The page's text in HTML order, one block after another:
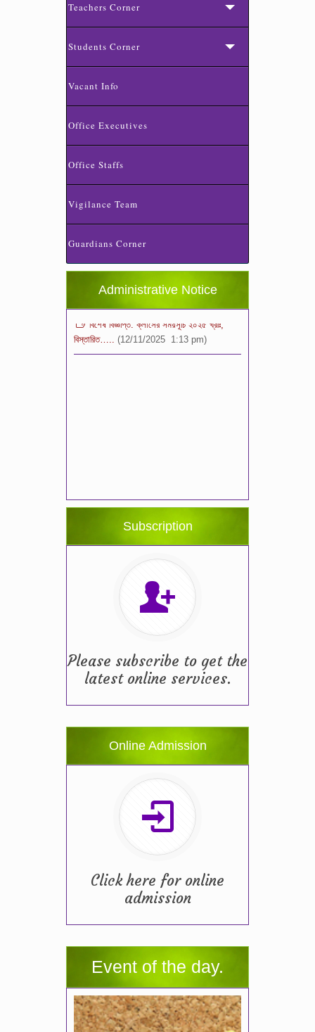
Teachers Corner
Students Corner
Vacant Info
Office Executives
Office Staffs
Vigilance Team
Guardians Corner
Administrative Notice
স্কুলের ছুটির তালিকা ও বর্ষপঞ্জি – ২০২৬
২০২৬ শিক্ষাবর্ষে ভর্তি পুন: বিজ্ঞপ্তিঃ শিশু থেকে নবম
শ্রেণি পযর্ন্ত ফরম বিতরন চলছে… বিস্তারিত
বিশেষ বিজ্ঞপ্তি: ক্লাসের সময়সূচি ২০২৫ খ্রীঃ,
বিস্তারিত….. (12/11/2025 1:13 pm)
Subscription
Please subscribe to get the
latest online services.
Online Admission
Click here for online
admission
Event of the day.